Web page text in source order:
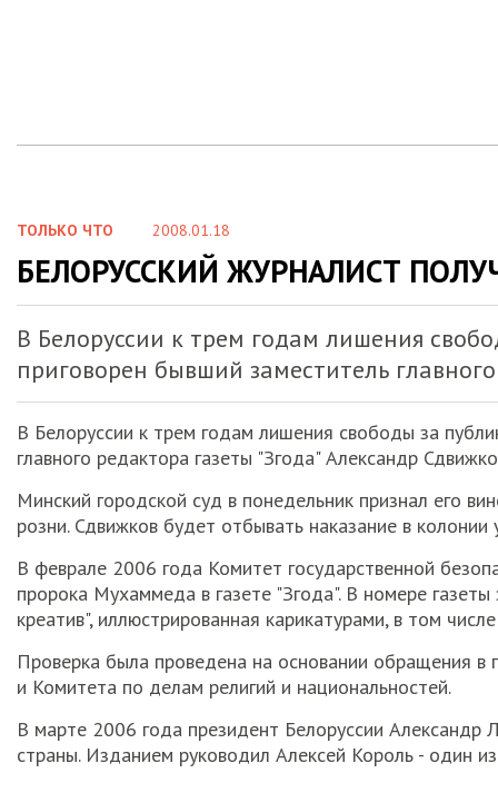
ТОЛЬКО ЧТО 2008.01.18
БЕЛОРУССКИЙ ЖУРНАЛИСТ
В Белоруссии к трем годам лишения
приговорен бывший заместитель
В Белоруссии к трем годам лишения свободы за
главного редактора газеты "Згода" Александр
Минский городской суд в понедельник признал его
розни. Сдвижков будет отбывать наказание в
В феврале 2006 года Комитет государственной
пророка Мухаммеда в газете "Згода". В номере
креатив", иллюстрированная карикатурами, в том
Проверка была проведена на основании обращения в
и Комитета по делам религий и национальностей.
В марте 2006 года президент Белоруссии Александр
страны. Изданием руководил Алексей Король - один